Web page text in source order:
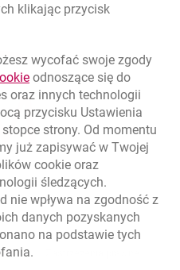
karcie
klikając przycisk
wycofać swoje zgody
link otwiera się w nowym
odnoszące się do
oraz innych technologii
przycisku Ustawienia
strony. Od momentu
już zapisywać w Twojej
cookie oraz
śledzących.
nie wpływa na zgodność z
danych pozyskanych
na podstawie tych